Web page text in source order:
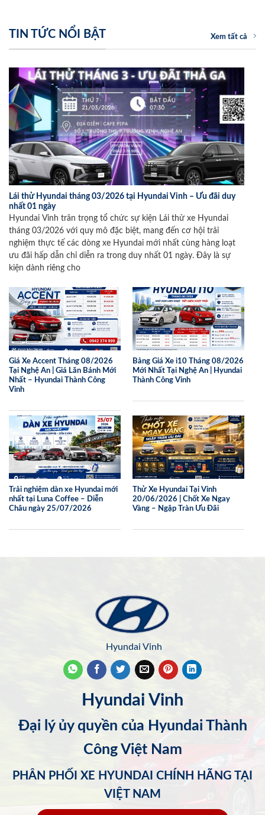
TIN TỨC NỔI BẬT Xem tất cả
Lái thử Hyundai tháng 03/2026 tại Hyundai Vinh – Ưu đãi duy
nhất 01 ngày
Hyundai Vinh trân trọng tổ chức sự kiện Lái thử xe Hyundai
tháng 03/2026 với quy mô đặc biệt, mang đến cơ hội trải
nghiệm thực tế các dòng xe Hyundai mới nhất cùng hàng loạt
ưu đãi hấp dẫn chỉ diễn ra trong duy nhất 01 ngày. Đây là sự
kiện dành riêng cho
Giá Xe Accent Tháng 08/2026
Tại Nghệ An | Giá Lăn Bánh Mới
Nhất – Hyundai Thành Công
Vinh
Bảng Giá Xe i10 Tháng 08/2026
Mới Nhất Tại Nghệ An | Hyundai
Thành Công Vinh
Trải nghiệm dàn xe Hyundai mới
nhất tại Luna Coffee – Diễn
Châu ngày 25/07/2026
Thử Xe Hyundai Tại Vinh
20/06/2026 | Chốt Xe Ngay
Vàng – Ngập Tràn Ưu Đãi
Hyundai Vinh
Hyundai Vinh
Đại lý ủy quyền của Hyundai Thành
Công Việt Nam
PHÂN PHỐI XE HYUNDAI CHÍNH HÃNG TẠI
VIỆT NAM